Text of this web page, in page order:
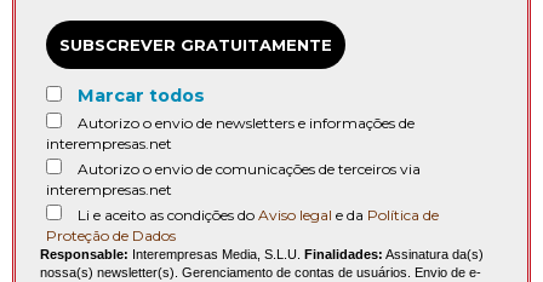
SUBSCREVER GRATUITAMENTE
Marcar todos
Autorizo o envio de newsletters e informações de
interempresas.net
Autorizo o envio de comunicações de terceiros via
interempresas.net
Li e aceito as condições do Aviso legal e da Política de
Proteção de Dados
Responsable: Interempresas Media, S.L.U. Finalidades: Assinatura da(s)
nossa(s) newsletter(s). Gerenciamento de contas de usuários. Envio de e-